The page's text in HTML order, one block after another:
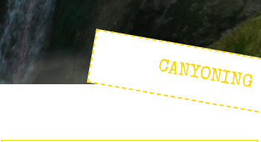
CANYONING